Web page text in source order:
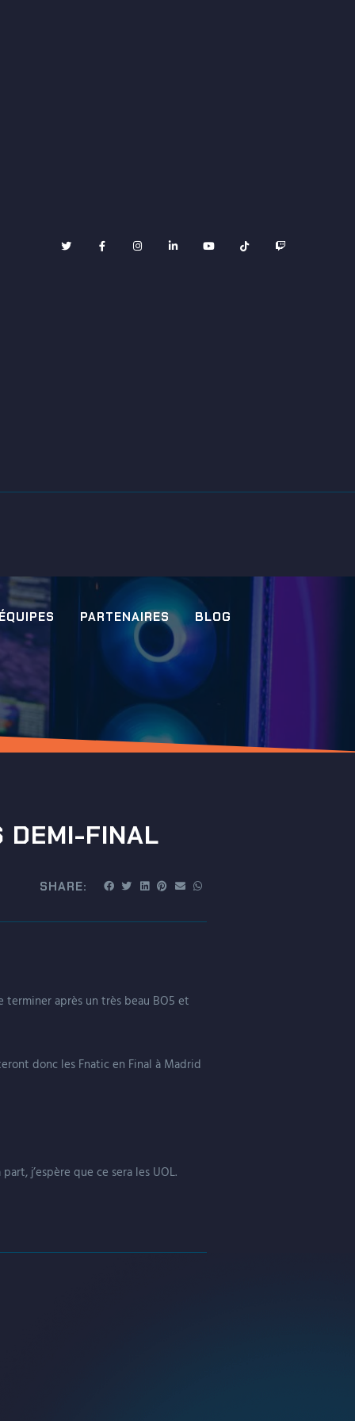
PARTENAIRES BLOG
DEMI-FINAL
SHARE:
terminer après un très beau BO5 et
donc les Fnatic en Final à Madrid
j’espère que ce sera les UOL.